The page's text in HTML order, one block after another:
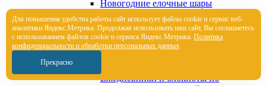
Новогодние елочные шары
Новогодние подушки и пледы
Новогодние чехлы для шампанского
Новогодняя вязаная одежда
Оригинальные календари
Ежедневники и блокноты по
Для повышения удобства работы сайт использует файлы cookie и сервис веб-
аналитики Яндекс.Метрика. Продолжая использовать наш сайт, Вы соглашаетесь
с использованием файлов cookie и сервиса Яндекс.Метрика. Политика
конфиденциальности и обработки персональных данных
Прекрасно